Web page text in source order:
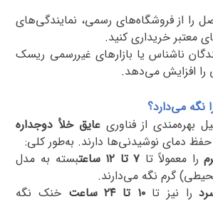
را از فروشگاه‌های رسمی، نمایندگی‌های
معتبر خریداری کنید.
ناشناس یا بازارهای غیررسمی ریسک
را افزایش می‌دهد.
نگه می‌دارد؟
بهره‌مندی از فناوریعایق خلأ دوجداره
حفظ دمای نوشیدنی‌ها دارند. به‌طور کلی:
را معمولاً تا ۷ تا ۱۲ ساعت
بسته به مدل
گرم نگه می‌دارند.
را نیز تا۱۰ تا ۲۴ ساعت
خنک نگه